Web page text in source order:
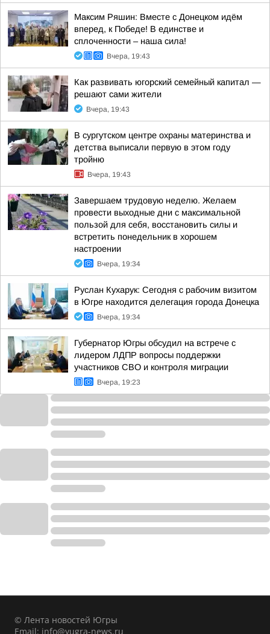
Максим Ряшин: Вместе с Донецком идём
вперед, к Победе! В единстве и
сплоченности – наша сила!
Вчера, 19:43
Как развивать югорский семейный капитал —
решают сами жители
Вчера, 19:43
В сургутском центре охраны материнства и
детства выписали первую в этом году
тройню
Вчера, 19:43
Завершаем трудовую неделю. Желаем
провести выходные дни с максимальной
пользой для себя, восстановить силы и
встретить понедельник в хорошем
настроении
Вчера, 19:34
Руслан Кухарук: Сегодня с рабочим визитом
в Югре находится делегация города Донецка
Вчера, 19:34
Губернатор Югры обсудил на встрече с
лидером ЛДПР вопросы поддержки
участников СВО и контроля миграции
Вчера, 19:23
© Лента новостей Югры
Email: info@yugra-news.ru